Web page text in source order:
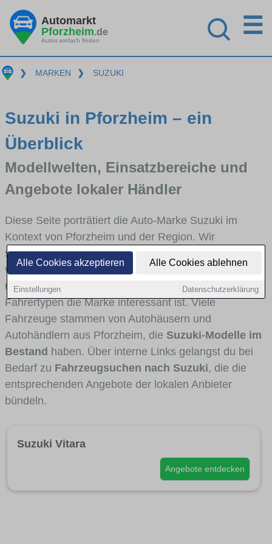
Alle Cookies akzeptieren Alle Cookies ablehnen
Einstellungen Datenschutzerklärung
Automarkt
Pforzheim.de
Autos einfach finden
☰
❯ MARKEN ❯ SUZUKI
Suzuki in Pforzheim – ein
Überblick
Modellwelten, Einsatzbereiche und
Angebote lokaler Händler
Diese Seite porträtiert die Auto-Marke Suzuki im
Kontext von Pforzheim und der Region. Wir
skizzieren, in welchen Fahrzeugklassen Suzuki stark
vertreten ist, welche Modellreihen häufig im Stadt-
und Umlandverkehr zu sehen sind und für welche
Fahrertypen die Marke interessant ist. Viele
Fahrzeuge stammen von Autohäusern und
Autohändlern aus Pforzheim, die Suzuki-Modelle im
Bestand haben. Über interne Links gelangst du bei
Bedarf zu Fahrzeugsuchen nach Suzuki, die die
entsprechenden Angebote der lokalen Anbieter
bündeln.
Suzuki Vitara
Angebote entdecken